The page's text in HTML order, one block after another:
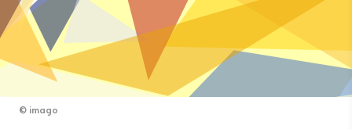
© imago